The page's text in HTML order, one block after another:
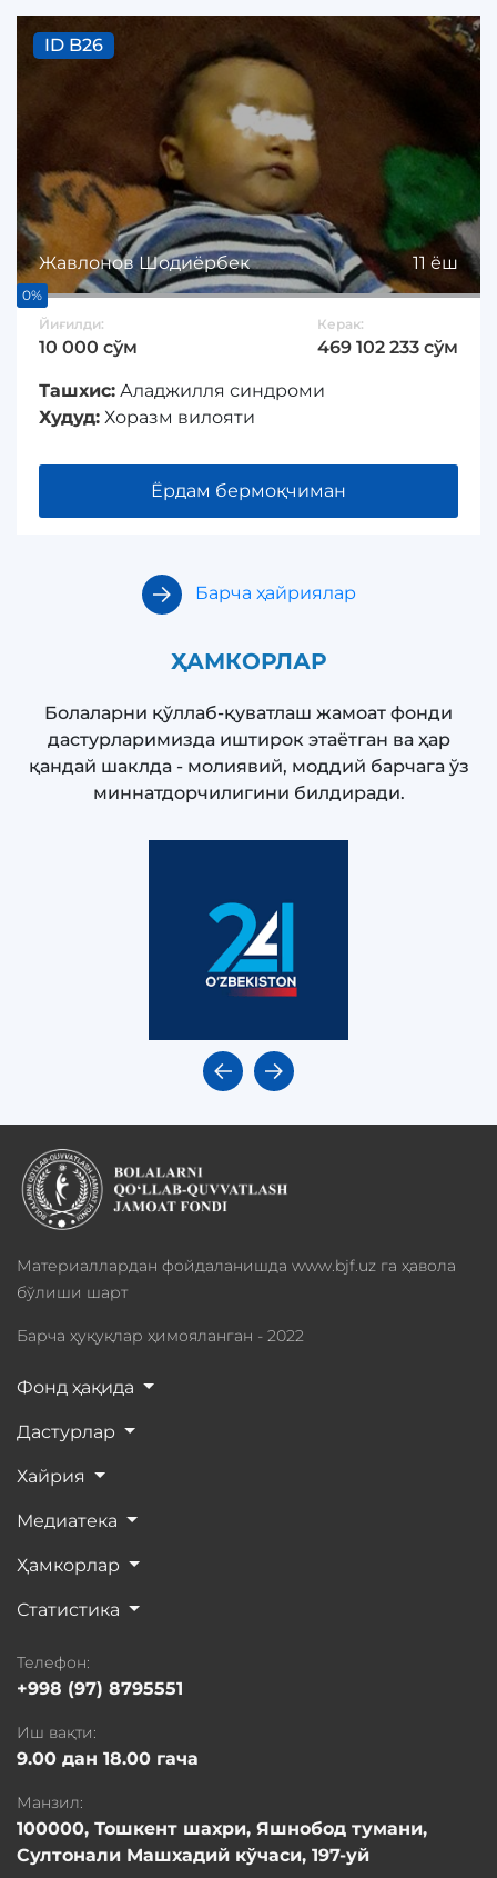
Жавлонов Шодиёрбек 11 ёш
ID B26
0%
Йиғилди:
10 000 сўм
Керак:
469 102 233 сўм
Ташхис: Аладжилля синдроми
Худуд: Хоразм вилояти
Ёрдам бермоқчиман
Барча ҳайриялар
ҲАМКОРЛАР
Болаларни қўллаб-қуватлаш жамоат фонди
дастурларимизда иштирок этаётган ва ҳар
қандай шаклда - молиявий, моддий барчага ўз
миннатдорчилигини билдиради.
Материаллардан фойдаланишда www.bjf.uz га ҳавола
бўлиши шарт
Барча ҳуқуқлар ҳимояланган - 2022
Фонд ҳақида
Дастурлар
Хайрия
Медиатека
Ҳамкорлар
Статистика
Телефон:
+998 (97) 8795551
Иш вақти:
9.00 дан 18.00 гача
Манзил:
100000, Тошкент шахри, Яшнобод тумани,
Султонали Машхадий кўчаси, 197-уй